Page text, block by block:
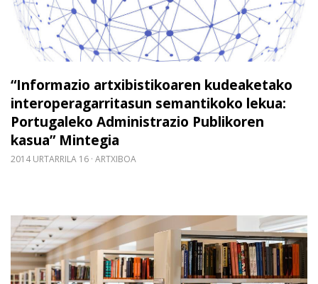
“Informazio artxibistikoaren kudeaketako
interoperagarritasun semantikoko lekua:
Portugaleko Administrazio Publikoren
kasua” Mintegia
2014 URTARRILA 16 ARTXIBOA
Gehiago irakurri: ALDEE Jardunaldia: Indarrak